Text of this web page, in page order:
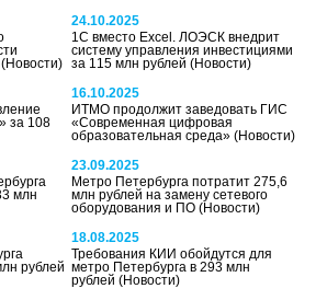
(Новости)
24.10.2025
1С вместо Excel. ЛОЭСК внедрит
систему управления инвестициями
за 115 млн рублей(Новости)
за 108
16.10.2025
ИТМО продолжит заведовать ГИС
«Современная цифровая
образовательная среда»(Новости)
млн
23.09.2025
Метро Петербурга потратит 275,6
млн рублей на замену сетевого
оборудования и ПО(Новости)
рублей
18.08.2025
Требования КИИ обойдутся для
метро Петербурга в 293 млн
рублей(Новости)